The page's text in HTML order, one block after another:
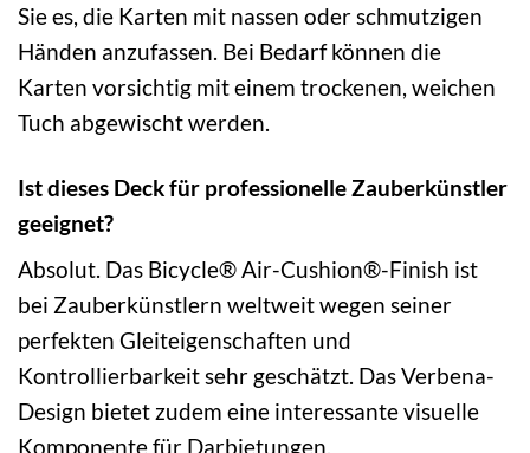
Sie es, die Karten mit nassen oder schmutzigen
Händen anzufassen. Bei Bedarf können die
Karten vorsichtig mit einem trockenen, weichen
Tuch abgewischt werden.
Ist dieses Deck für professionelle Zauberkünstler
geeignet?
Absolut. Das Bicycle® Air-Cushion®-Finish ist
bei Zauberkünstlern weltweit wegen seiner
perfekten Gleiteigenschaften und
Kontrollierbarkeit sehr geschätzt. Das Verbena-
Design bietet zudem eine interessante visuelle
Komponente für Darbietungen.